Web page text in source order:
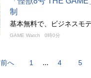
制
基本無料で、ビジネスモ
GAME Watch 0時0分
前へ 1 ... 4 5